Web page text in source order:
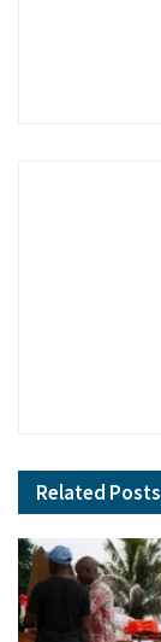
Related Posts